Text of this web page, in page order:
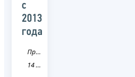
с
2013
года
Пресса
14 Республика Саха (Якутия)